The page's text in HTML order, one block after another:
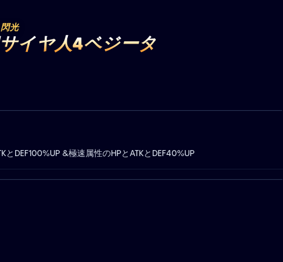
光
イヤ人4ベジータ
とDEF100%UP &極速属性のHPとATKとDEF40%UP